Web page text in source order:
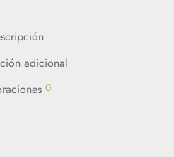
adicional
0